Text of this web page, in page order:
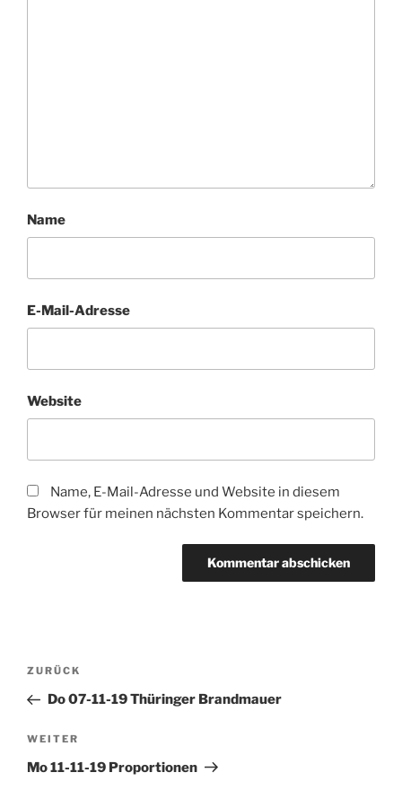
Name
E-Mail-Adresse
Website
Name, E-Mail-Adresse und Website in diesem
Browser für meinen nächsten Kommentar speichern.
Beitragsnavigation
Vorheriger
Beitrag
ZURÜCK
Do 07-11-19 Thüringer Brandmauer
Nächster
Beitrag
WEITER
Mo 11-11-19 Proportionen